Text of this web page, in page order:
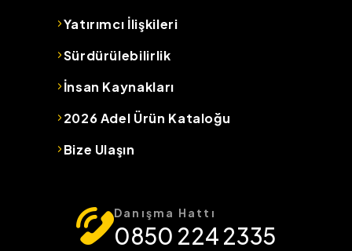
Yatırımcı İlişkileri
Sürdürülebilirlik
İnsan Kaynakları
2026 Adel Ürün Kataloğu
Bize Ulaşın
Danışma Hattı
0850 224 2335